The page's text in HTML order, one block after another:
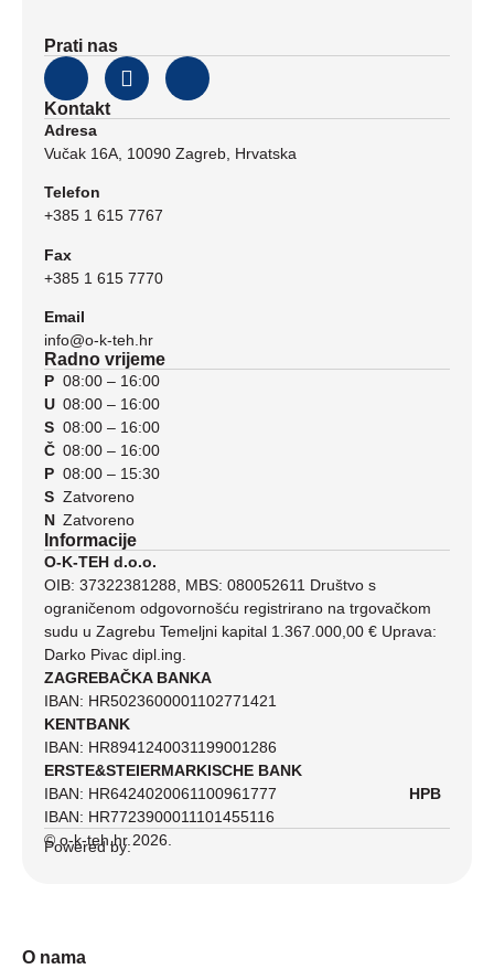
Prati nas
Kontakt
Adresa
Vučak 16A, 10090 Zagreb, Hrvatska
Telefon
+385 1 615 7767
Fax
+385 1 615 7770
Email
info@o-k-teh.hr
Radno vrijeme
P
U
S
Č
P
S
N
08:00 – 16:00
08:00 – 16:00
08:00 – 16:00
08:00 – 16:00
08:00 – 15:30
Zatvoreno
Zatvoreno
Informacije
O-K-TEH d.o.o.
OIB: 37322381288, MBS: 080052611 Društvo s
ograničenom odgovornošću registrirano na trgovačkom
sudu u Zagrebu Temeljni kapital 1.367.000,00 € Uprava:
Darko Pivac dipl.ing.
ZAGREBAČKA BANKA
IBAN: HR5023600001102771421
KENTBANK
IBAN: HR8941240031199001286
ERSTE&STEIERMARKISCHE BANK
IBAN: HR6424020061100961777 HPB
IBAN: HR7723900011101455116
© o-k-teh.hr 2026.
Powered by:
O nama